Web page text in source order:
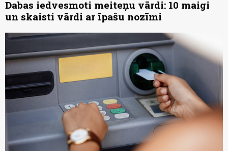
Dabas iedvesmoti meiteņu vārdi: 10 maigi
un skaisti vārdi ar īpašu nozīmi